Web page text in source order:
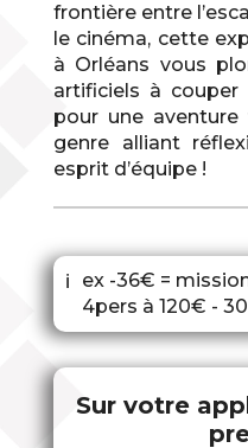
frontière entre
le cinéma, cette
à Orléans vous
artificiels à
pour une
genre alliant
esprit d’équipe !
ℹ
ex -36€ =
4pers à 120€ -
Sur votre